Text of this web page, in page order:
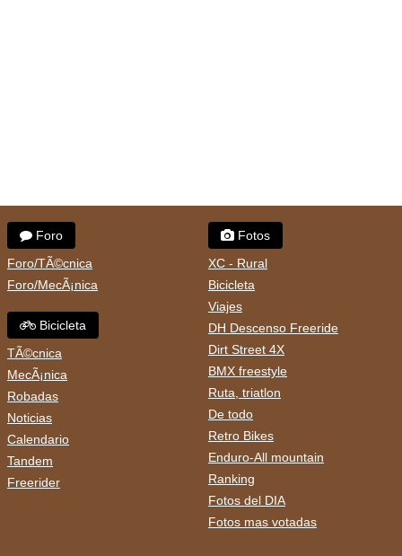
Foro
Foro/TÃ©cnica
Foro/MecÃ¡nica
Bicicleta
TÃ©cnica
MecÃ¡nica
Robadas
Noticias
Calendario
Tandem
Freerider
Fotos
XC - Rural
Bicicleta
Viajes
DH Descenso Freeride
Dirt Street 4X
BMX freestyle
Ruta, triatlon
De todo
Retro Bikes
Enduro-All mountain
Ranking
Fotos del DIA
Fotos mas votadas